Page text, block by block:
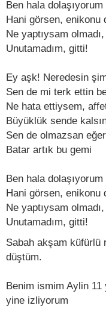
Ben hala
Hani görsen, enikonu
Ne yaptıysam
Unutamadım, gitti!
Ey aşk! Neredesin
Sen de mi terk ettin
Ne hata ettiysem,
Büyüklük sende
Sen de olmazsan
Batar artık bu gemi
Ben hala
Hani görsen, enikonu
Ne yaptıysam
Unutamadım, gitti!
Sabah akşam küfürlü
düştüm.
Benim ismim Aylin
yine izliyorum